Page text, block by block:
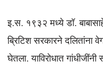
इ.स. १९३२ मध्ये डॉ.
ब्रिटिश सरकारने दलितांना
घेतला. याविरोधात